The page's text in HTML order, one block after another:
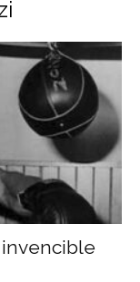
invencible